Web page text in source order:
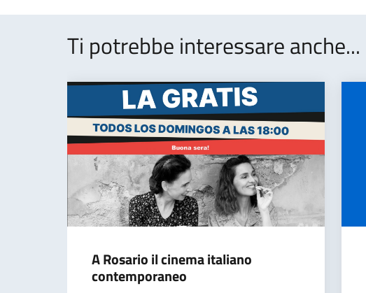
Ti potrebbe interessare anche...
A Rosario il cinema italiano
contemporaneo